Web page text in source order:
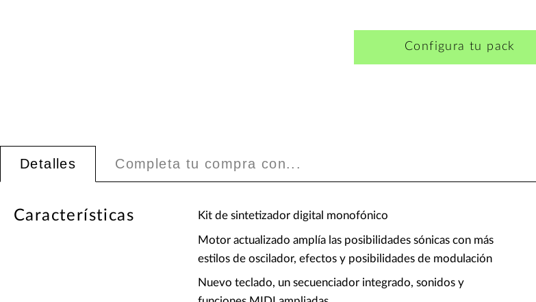
Configura tu pack
Detalles Completa tu compra con...
Características Kit de sintetizador digital monofónico
Motor actualizado amplía las posibilidades sónicas con más
estilos de oscilador, efectos y posibilidades de modulación
Nuevo teclado, un secuenciador integrado, sonidos y